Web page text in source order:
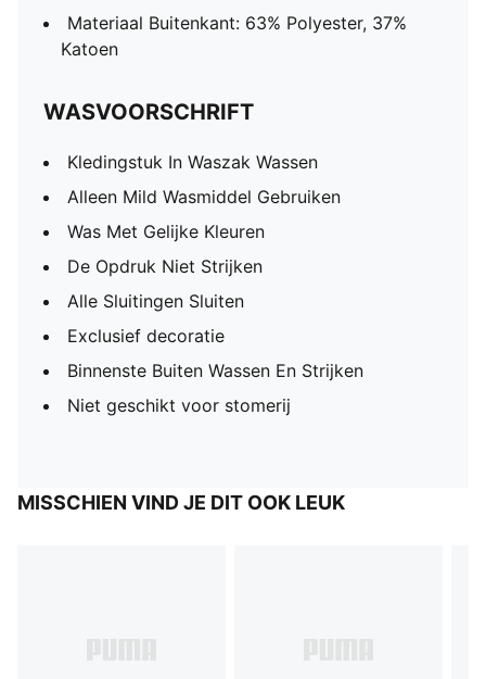
Materiaal Buitenkant: 63% Polyester, 37%
Katoen
WASVOORSCHRIFT
Kledingstuk In Waszak Wassen
Alleen Mild Wasmiddel Gebruiken
Was Met Gelijke Kleuren
De Opdruk Niet Strijken
Alle Sluitingen Sluiten
Exclusief decoratie
Binnenste Buiten Wassen En Strijken
Niet geschikt voor stomerij
MISSCHIEN VIND JE DIT OOK LEUK